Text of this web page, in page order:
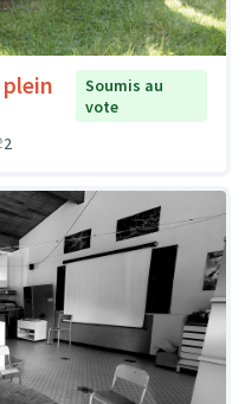
Soumis au
vote
2